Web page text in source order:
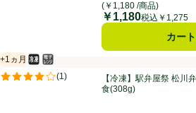
(￥1,180 /商品)
価格
￥1,180税込￥1,275
カー
【冷凍】駅弁屋祭 松川弁当店 山形牛すき
+1ヵ月
賞味・消費期限保証：1ヵ月
冷凍食品
電子レンジ使用可
(1 )
評価は1件のレビューで5点中4.0点。
【冷凍】駅弁屋祭 松川
食(308g)